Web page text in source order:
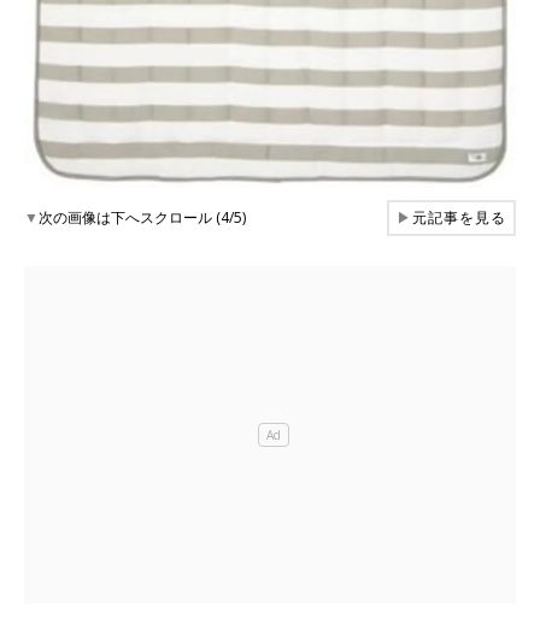
▼次の画像は下へスクロール (4/5) ▶元記事を見る